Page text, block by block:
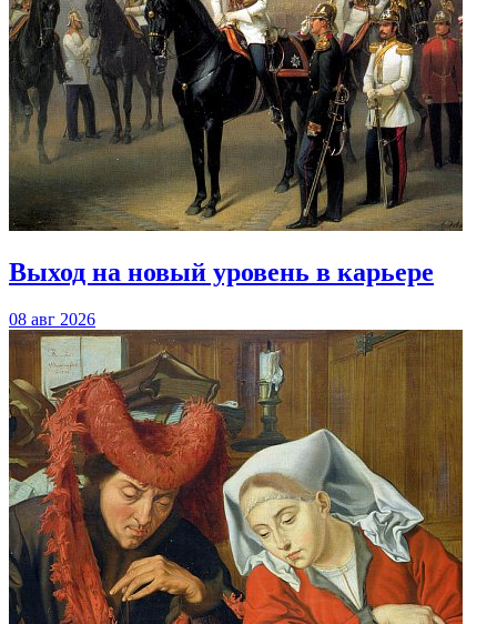
Выход на новый уровень в карьере
08 авг 2026